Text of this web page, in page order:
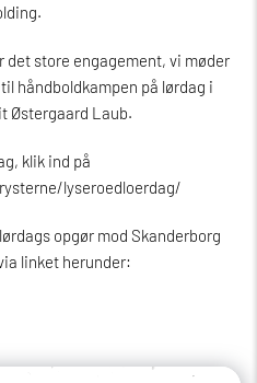
det store engagement, vi møder
håndboldkampen på lørdag i
Østergaard Laub.
klik ind på
lyseroedloerdag/
opgør mod Skanderborg
linket herunder: